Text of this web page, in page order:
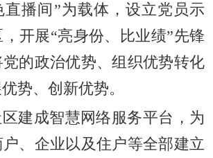
直播间”为载体，设立党员示
开展“亮身份、比业绩”先锋
的政治优势、组织优势转化
势、创新优势。
建成智慧网络服务平台，为
、企业以及住户等全部建立